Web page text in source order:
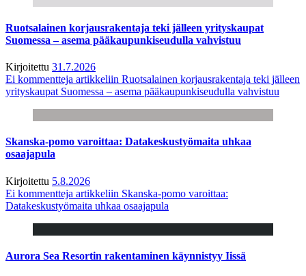
Ruotsalainen korjausrakentaja teki jälleen yrityskaupat
Suomessa – asema pääkaupunkiseudulla vahvistuu
Kirjoitettu 31.7.2026
Ei kommentteja artikkeliin Ruotsalainen korjausrakentaja teki jälleen
yrityskaupat Suomessa – asema pääkaupunkiseudulla vahvistuu
Skanska-pomo varoittaa: Datakeskustyömaita uhkaa
osaajapula
Kirjoitettu 5.8.2026
Ei kommentteja artikkeliin Skanska-pomo varoittaa:
Datakeskustyömaita uhkaa osaajapula
Aurora Sea Resortin rakentaminen käynnistyy Iissä